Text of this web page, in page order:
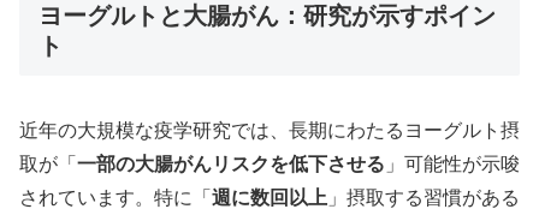
ヨーグルトと大腸がん：研究が示すポイン
ト
近年の大規模な疫学研究では、長期にわたるヨーグルト摂
取が「 一部の大腸がんリスクを低下させる 」可能性が示唆
されています。特に「 週に数回以上 」摂取する習慣がある